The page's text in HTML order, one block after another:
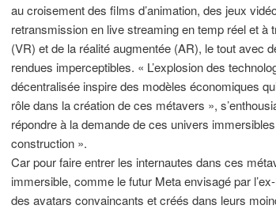
au croisement des films d’animation, des jeux
retransmission en live streaming en temp réel et à
(VR) et de la réalité augmentée (AR), le tout avec
rendues imperceptibles. « L’explosion des
décentralisée inspire des modèles économiques
rôle dans la création de ces métavers »,
répondre à la demande de ces univers
construction ».
Car pour faire entrer les internautes dans ces
immersible, comme le futur Meta envisagé par
des avatars convaincants et créés dans leurs